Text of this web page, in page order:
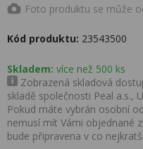
Foto produktu se může
Kód produktu: 23543500
Skladem: více než 500 ks
Zobrazená skladová
skladě společnosti Peal a.s.,
Pokud máte vybrán osobní
nemusí mít Vámi objednané
bude připravena v co